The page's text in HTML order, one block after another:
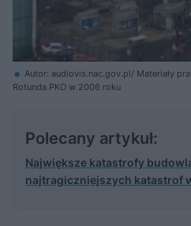
Autor: audiovis.nac.gov.pl/ Materiały
Rotunda PKO w 2006 roku
Polecany artykuł:
Największe katastrofy
najtragiczniejszych katastrof